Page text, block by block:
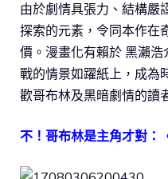
由於劇情具張力、結構嚴
探索的元素，令同本作在
價。漫畫化有賴於 黑瀨
戰的情景如躍紙上，成為
歡哥布林及黑暗劇情的讀
不！哥布林是主角才對